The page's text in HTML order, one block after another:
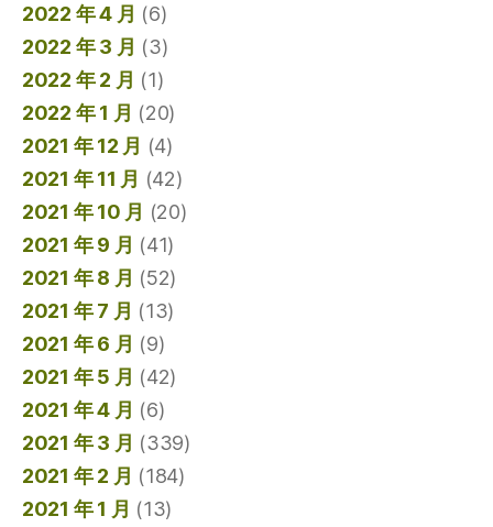
2022 年 4 月 (6)
2022 年 3 月 (3)
2022 年 2 月 (1)
2022 年 1 月 (20)
2021 年 12 月 (4)
2021 年 11 月 (42)
2021 年 10 月 (20)
2021 年 9 月 (41)
2021 年 8 月 (52)
2021 年 7 月 (13)
2021 年 6 月 (9)
2021 年 5 月 (42)
2021 年 4 月 (6)
2021 年 3 月 (339)
2021 年 2 月 (184)
2021 年 1 月 (13)